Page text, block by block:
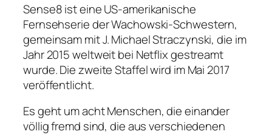
Sense8 ist eine US-amerikanische
Fernsehserie der Wachowski-Schwestern,
gemeinsam mit J. Michael Straczynski, die im
Jahr 2015 weltweit bei Netflix gestreamt
wurde. Die zweite Staffel wird im Mai 2017
veröffentlicht.
Es geht um acht Menschen, die einander
völlig fremd sind, die aus verschiedenen